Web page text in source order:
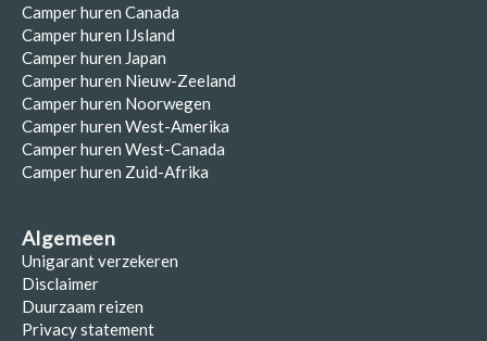
Camper huren Canada
Camper huren IJsland
Camper huren Japan
Camper huren Nieuw-Zeeland
Camper huren Noorwegen
Camper huren West-Amerika
Camper huren West-Canada
Camper huren Zuid-Afrika
Algemeen
Unigarant verzekeren
Disclaimer
Duurzaam reizen
Privacy statement